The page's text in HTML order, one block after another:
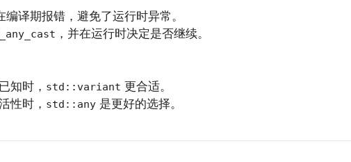
译期报错，避免了运行时异常。
，并在运行时决定是否继续。
知时， std::variant 更合适。
性时， std::any是更好的选择。